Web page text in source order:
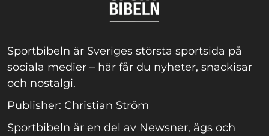
Sportbibeln är Sveriges största sportsida på
sociala medier – här får du nyheter, snackisar
och nostalgi.
Publisher: Christian Ström
Sportbibeln är en del av Newsner, ägs och